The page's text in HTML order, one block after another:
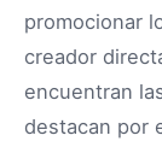
promocionar
creador
encuentran
destacan por